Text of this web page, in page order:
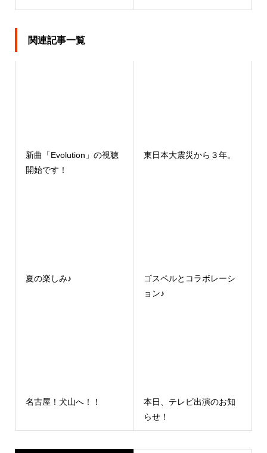
関連記事一覧
新曲「Evolution」の視聴
開始です！
東日本大震災から３年。
夏の楽しみ♪
ゴスペルとコラボレーシ
ョン♪
名古屋！犬山へ！！
本日、テレビ出演のお知
らせ！